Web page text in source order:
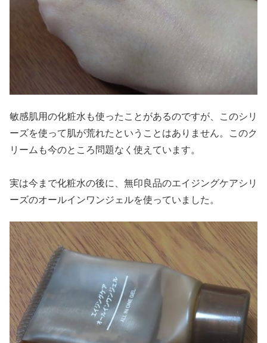
敏感肌用の化粧水も使ったことがあるのですが、このシリ
ーズを使って肌が荒れたということはありません。このク
リームも今のところ問題なく使えています。
実は今まで化粧水の後に、無印良品のエイジングケアシリ
ーズのオールインワンジェルを使っていました。